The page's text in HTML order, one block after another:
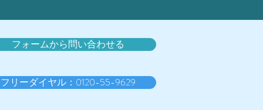
フォームから問い合わせる
フリーダイヤル：0120-55-9629